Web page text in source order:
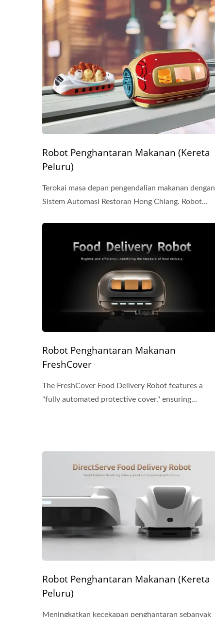
Robot Penghantaran Makanan (Kereta
Peluru)
Terokai masa depan pengendalian makanan dengan
Sistem Automasi Restoran Hong Chiang. Robot...
Robot Penghantaran Makanan
FreshCover
The FreshCover Food Delivery Robot features a
"fully automated protective cover," ensuring...
Robot Penghantaran Makanan (Kereta
Peluru)
Meningkatkan kecekapan penghantaran sebanyak